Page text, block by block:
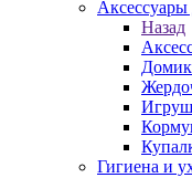
Назад
Гигиена и